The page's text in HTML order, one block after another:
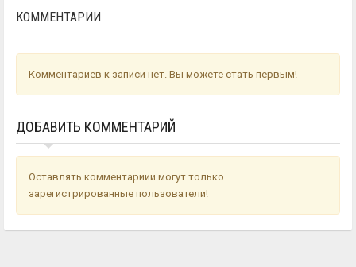
КОММЕНТАРИИ
Комментариев к записи нет. Вы можете стать первым!
ДОБАВИТЬ КОММЕНТАРИЙ
Оставлять комментариии могут только
зарегистрированные пользователи!